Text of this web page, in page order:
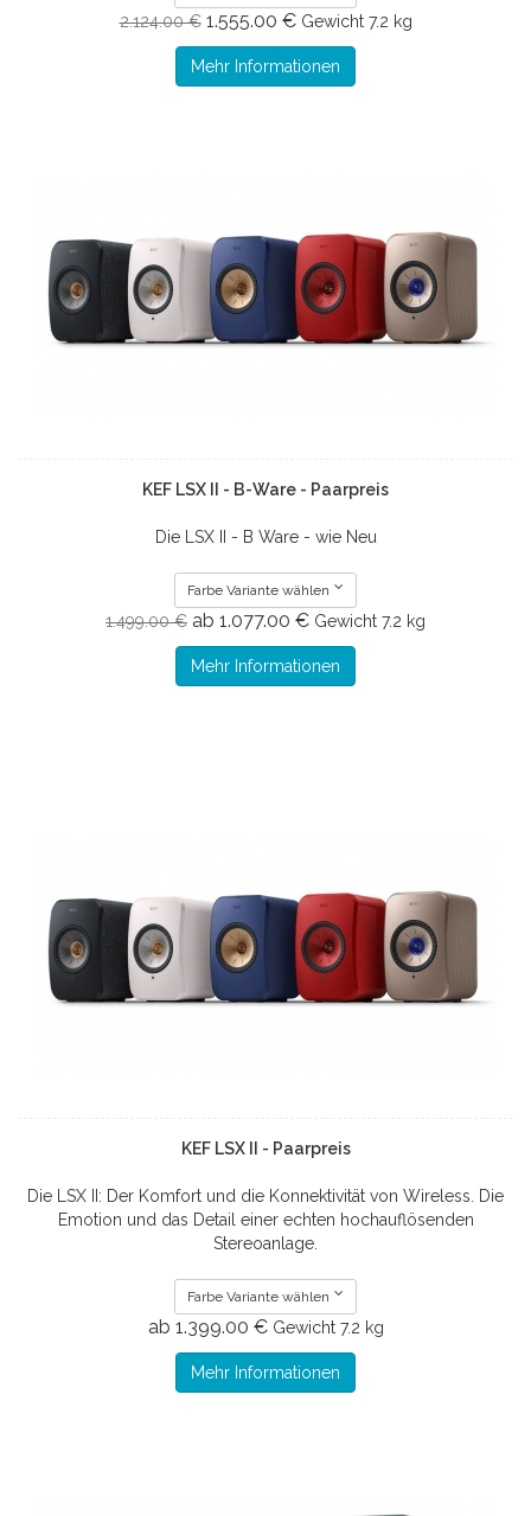
2.124.00 € 1.555.00 € Gewicht 7.2 kg
Mehr Informationen
KEF LSX II - B-Ware - Paarpreis
Die LSX II - B Ware - wie Neu
Farbe Variante wählen
1.499.00 € ab 1.077.00 € Gewicht 7.2 kg
Mehr Informationen
KEF LSX II - Paarpreis
Die LSX II: Der Komfort und die Konnektivität von Wireless. Die
Emotion und das Detail einer echten hochauflösenden
Stereoanlage.
Farbe Variante wählen
ab 1.399.00 € Gewicht 7.2 kg
Mehr Informationen